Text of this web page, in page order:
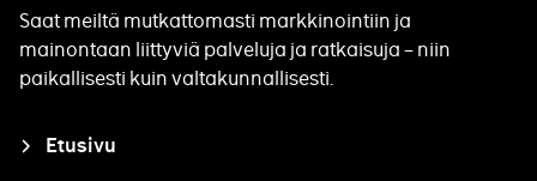
Saat meiltä mutkattomasti markkinointiin ja
mainontaan liittyviä palveluja ja ratkaisuja – niin
paikallisesti kuin valtakunnallisesti.
Closure
Etusivu